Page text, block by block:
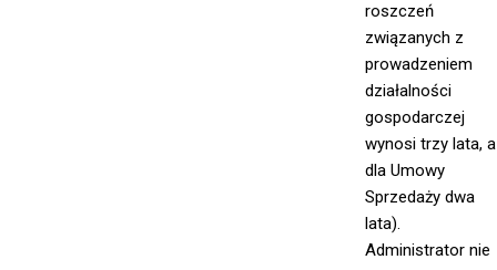
roszczeń
związanych z
prowadzeniem
działalności
gospodarczej
wynosi trzy lata, a
dla Umowy
Sprzedaży dwa
lata).
Administrator nie